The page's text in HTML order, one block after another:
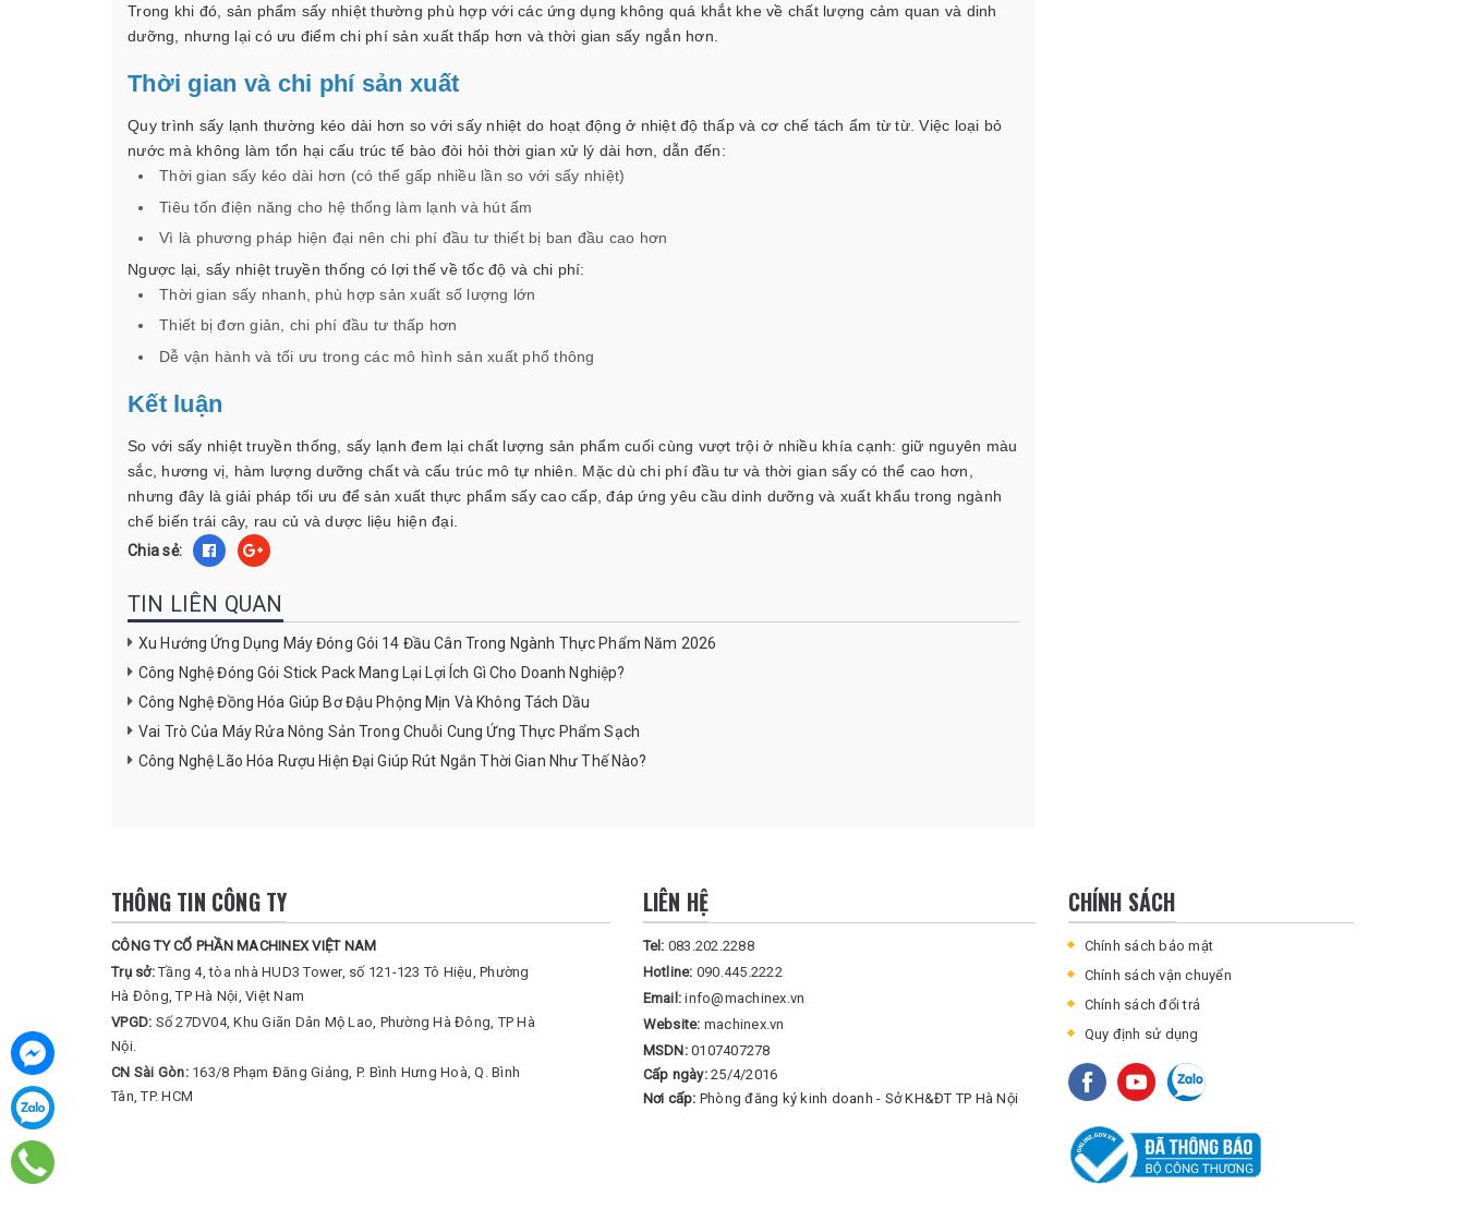
Trong khi đó, sản phẩm sấy nhiệt thường phù hợp với các ứng dụng không quá khắt khe về chất lượng cảm quan và dinh
dưỡng, nhưng lại có ưu điểm chi phí sản xuất thấp hơn và thời gian sấy ngắn hơn.
Thời gian và chi phí sản xuất
Quy trình sấy lạnh thường kéo dài hơn so với sấy nhiệt do hoạt động ở nhiệt độ thấp và cơ chế tách ẩm từ từ. Việc loại bỏ
nước mà không làm tổn hại cấu trúc tế bào đòi hỏi thời gian xử lý dài hơn, dẫn đến:
Thời gian sấy kéo dài hơn (có thể gấp nhiều lần so với sấy nhiệt)
Tiêu tốn điện năng cho hệ thống làm lạnh và hút ẩm
Vì là phương pháp hiện đại nên chi phí đầu tư thiết bị ban đầu cao hơn
Ngược lại, sấy nhiệt truyền thống có lợi thế về tốc độ và chi phí:
Thời gian sấy nhanh, phù hợp sản xuất số lượng lớn
Thiết bị đơn giản, chi phí đầu tư thấp hơn
Dễ vận hành và tối ưu trong các mô hình sản xuất phổ thông
Kết luận
So với sấy nhiệt truyền thống, sấy lạnh đem lại chất lượng sản phẩm cuối cùng vượt trội ở nhiều khía cạnh: giữ nguyên màu
sắc, hương vị, hàm lượng dưỡng chất và cấu trúc mô tự nhiên. Mặc dù chi phí đầu tư và thời gian sấy có thể cao hơn,
nhưng đây là giải pháp tối ưu để sản xuất thực phẩm sấy cao cấp, đáp ứng yêu cầu dinh dưỡng và xuất khẩu trong ngành
chế biến trái cây, rau củ và dược liệu hiện đại.
Chia sẻ:
TIN LIÊN QUAN
Xu Hướng Ứng Dụng Máy Đóng Gói 14 Đầu Cân Trong Ngành Thực Phẩm Năm 2026
Công Nghệ Đóng Gói Stick Pack Mang Lại Lợi Ích Gì Cho Doanh Nghiệp?
Công Nghệ Đồng Hóa Giúp Bơ Đậu Phộng Mịn Và Không Tách Dầu
Vai Trò Của Máy Rửa Nông Sản Trong Chuỗi Cung Ứng Thực Phẩm Sạch
Công Nghệ Lão Hóa Rượu Hiện Đại Giúp Rút Ngắn Thời Gian Như Thế Nào?
THÔNG TIN CÔNG TY
CÔNG TY CỔ PHẦN MACHINEX VIỆT NAM
Trụ sở:Tầng 4, tòa nhà HUD3 Tower, số 121-123 Tô Hiệu, Phường
Hà Đông, TP Hà Nội, Việt Nam
VPGD: Số 27DV04, Khu Giãn Dân Mộ Lao, Phường Hà Đông, TP Hà
Nội.
CN Sài Gòn: 163/8 Phạm Đăng Giảng, P. Bình Hưng Hoà, Q. Bình
Tân, TP. HCM
LIÊN HỆ
Tel: 083.202.2288
Hotline: 090.445.2222
Email:info@machinex.vn
Website: machinex.vn
MSDN: 0107407278
Cấp ngày: 25/4/2016
Nơi cấp: Phòng đăng ký kinh doanh - Sở KH&ĐT TP Hà Nội
CHÍNH SÁCH
Chính sách bảo mật
Chính sách vận chuyển
Chính sách đổi trả
Quy định sử dụng